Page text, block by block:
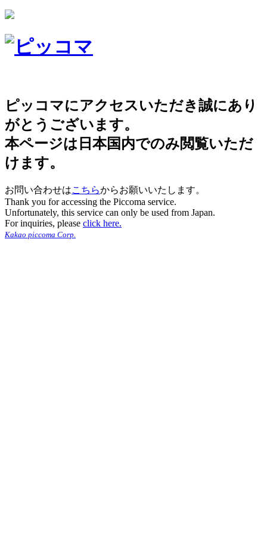
ピッコマにアクセスいただき誠にあり
がとうございます。
本ページは日本国内でのみ閲覧いただ
けます。
お問い合わせはこちらからお願いいたします。
Thank you for accessing the Piccoma service.
Unfortunately, this service can only be used from Japan.
For inquiries, please click here.
Kakao piccoma Corp.